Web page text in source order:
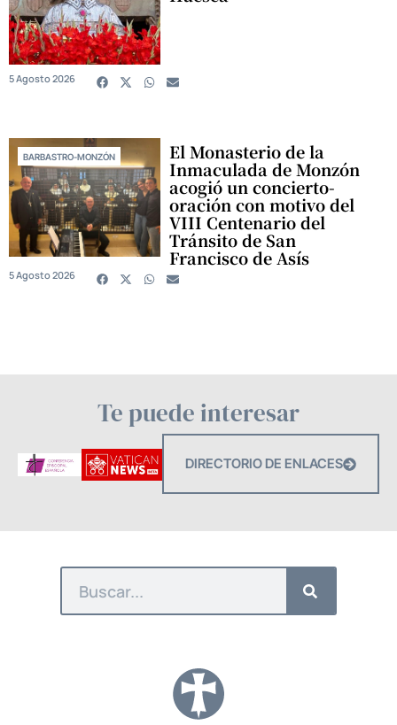
5 Agosto 2026
BARBASTRO-MONZÓN El Monasterio de la
Inmaculada de Monzón
acogió un concierto-
oración con motivo del
VIII Centenario del
Tránsito de San
Francisco de Asís
5 Agosto 2026
Te puede interesar
DIRECTORIO DE ENLACES